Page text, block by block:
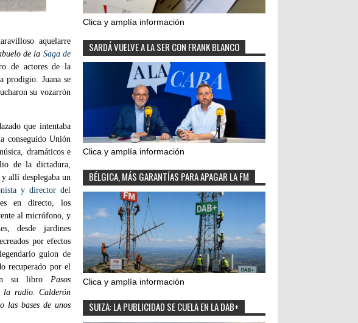
aquelarre
de la Saga de
de actores de la
prodigio. Juana se
su vozarrón
que intentaba
conseguido Unión
dramáticos e
de la dictadura,
allí desplegaba un
y director del
en directo, los
al micrófono, y
desde jardines
por efectos
guion de
recuperado por el
su libro Pasos
la radio. Calderón
las bases de unos
Clica y amplía información
SARDÁ VUELVE A LA SER CON FRANK BLANCO
Clica y amplía información
BÉLGICA, MÁS GARANTÍAS PARA APAGAR LA FM
Clica y amplía información
SUIZA: LA PUBLICIDAD SE CUELA EN LA DAB+